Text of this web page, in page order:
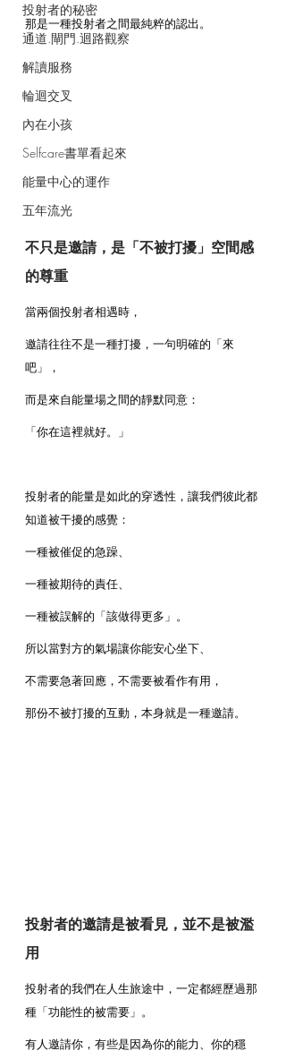
投射者的秘密
通道.閘門.迴路觀察
解讀服務
輪迴交叉
內在小孩
Selfcare書單看起來
能量中心的運作
五年流光
那是一種投射者之間最純粹的認出。
不只是邀請，是「不被打擾」空間感
的尊重
當兩個投射者相遇時，
邀請往往不是一種打擾，一句明確的「來
吧」，
而是來自能量場之間的靜默同意：
「你在這裡就好。」
投射者的能量是如此的穿透性，讓我們彼此都
知道被干擾的感覺：
一種被催促的急躁、
一種被期待的責任、
一種被誤解的「該做得更多」。
所以當對方的氣場讓你能安心坐下、
不需要急著回應，不需要被看作有用，
那份不被打擾的互動，本身就是一種邀請。
投射者的邀請是被看見，並不是被濫
用
投射者的我們在人生旅途中，一定都經歷過那
種「功能性的被需要」。
有人邀請你，有些是因為你的能力、你的穩